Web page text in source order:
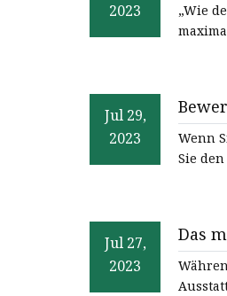
2023
„Wie
Jul 29,
2023
Wenn
Sie
Jul 27,
2023
Das